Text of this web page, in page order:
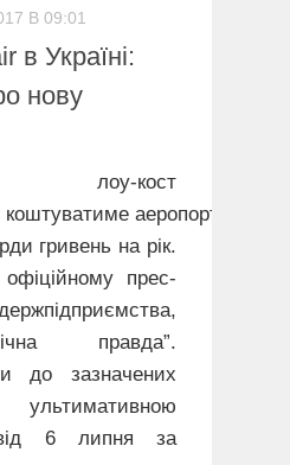
В 09:01
в Україні:
нову
лоу-кост
коштуватиме аеропорту
гривень на рік.
прес-
правда”.
до зазначених
6 липня за